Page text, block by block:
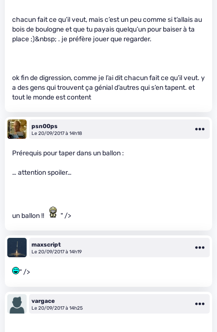
chacun fait ce qu’il veut, mais c’est un peu comme si t’allais au
bois de boulogne et que tu payais quelqu’un pour baiser à ta
place ;)&nbsp; . je préfère jouer que regarder.
ok fin de digression, comme je l’ai dit chacun fait ce qu’il veut. y
a des gens qui trouvent ça génial d’autres qui s’en tapent. et
tout le monde est content
psn00ps
Le 20/09/2017 à 14h18
Prérequis pour taper dans un ballon :
… attention spoiler…
un ballon !! " />
maxscript
Le 20/09/2017 à 14h19
" />
vargace
Le 20/09/2017 à 14h25